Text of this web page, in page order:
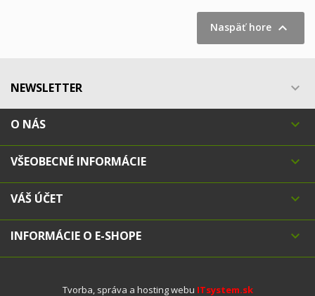
Naspäť hore 
NEWSLETTER 
O NÁS 
VŠEOBECNÉ INFORMÁCIE 
VÁŠ ÚČET 
INFORMÁCIE O E-SHOPE 
Tvorba, správa a hosting webu ITsystem.sk